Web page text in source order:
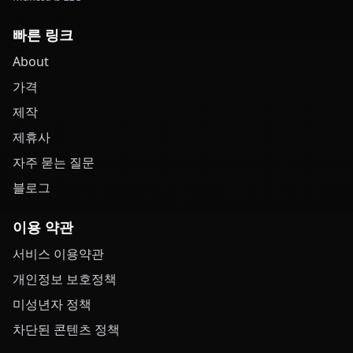
빠른 링크
About
가격
제작
제휴사
자주 묻는 질문
블로그
이용 약관
서비스 이용약관
개인정보 보호정책
미성년자 정책
차단된 콘텐츠 정책